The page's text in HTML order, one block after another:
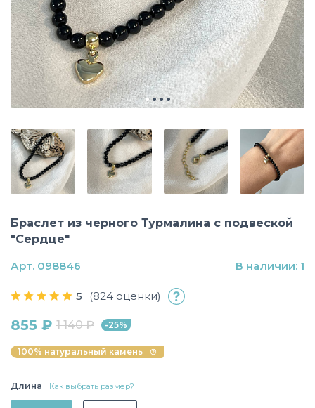
Браслет из черного Турмалина с подвеской
"Сердце"
5 (824 оценки)
855 ₽ 1 140 ₽ -25%
100% натуральный камень
Длина Как выбрать размер?
Арт. 098846 В наличии: 1